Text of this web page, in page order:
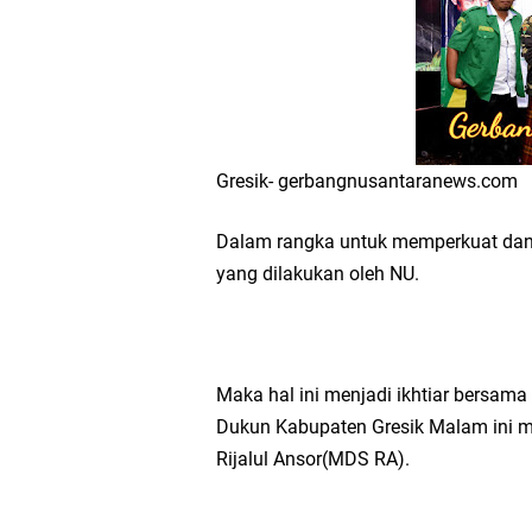
Workshop Petani
Tumpeng Nasi
FOZ Jatim,
Jawa Timur
Bupati Gresik Gus
Optik Merlin
Gresik- gerbangnusantaranews.com
Dalam rangka untuk memperkuat
yang dilakukan oleh NU.
Maka hal ini menjadi ikhtiar
Dukun Kabupaten Gresik Malam ini
Rijalul Ansor(MDS RA).